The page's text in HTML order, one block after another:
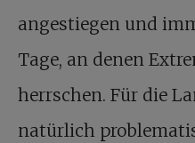
angestiegen und
Tage, an denen
herrschen. Für die
natürlich